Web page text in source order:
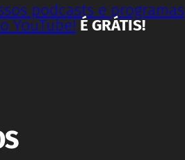
podcasts e programas
YouTube! É GRÁTIS!